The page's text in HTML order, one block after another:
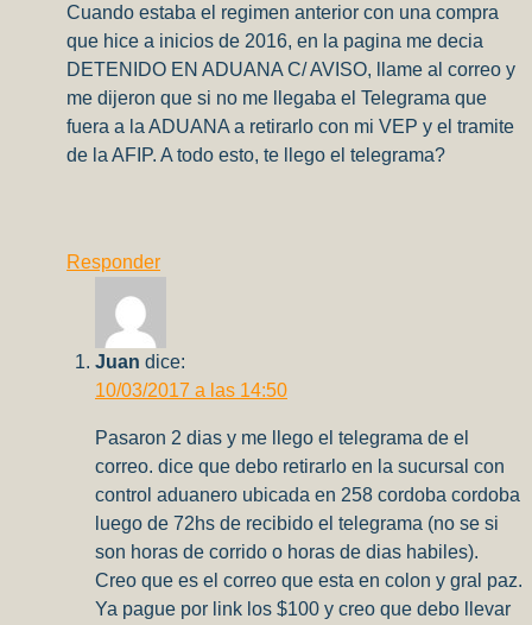
Cuando estaba el regimen anterior con una compra
que hice a inicios de 2016, en la pagina me decia
DETENIDO EN ADUANA C/ AVISO, llame al correo y
me dijeron que si no me llegaba el Telegrama que
fuera a la ADUANA a retirarlo con mi VEP y el tramite
de la AFIP. A todo esto, te llego el telegrama?
Responder
Juan dice:
10/03/2017 a las 14:50
Pasaron 2 dias y me llego el telegrama de el
correo. dice que debo retirarlo en la sucursal con
control aduanero ubicada en 258 cordoba cordoba
luego de 72hs de recibido el telegrama (no se si
son horas de corrido o horas de dias habiles).
Creo que es el correo que esta en colon y gral paz.
Ya pague por link los $100 y creo que debo llevar